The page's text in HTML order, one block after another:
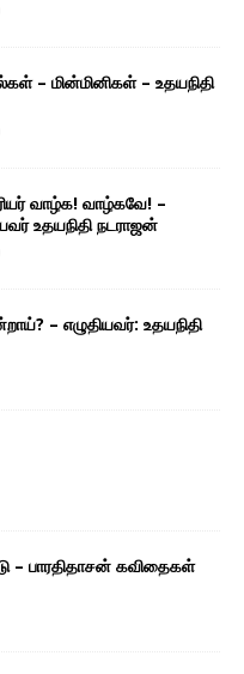
– மின்மினிகள் – உதயநிதி
வாழ்க! வாழ்கவே! –
உதயநிதி நடராஜன்
– எழுதியவர்: உதயநிதி
– பாரதிதாசன் கவிதைகள்